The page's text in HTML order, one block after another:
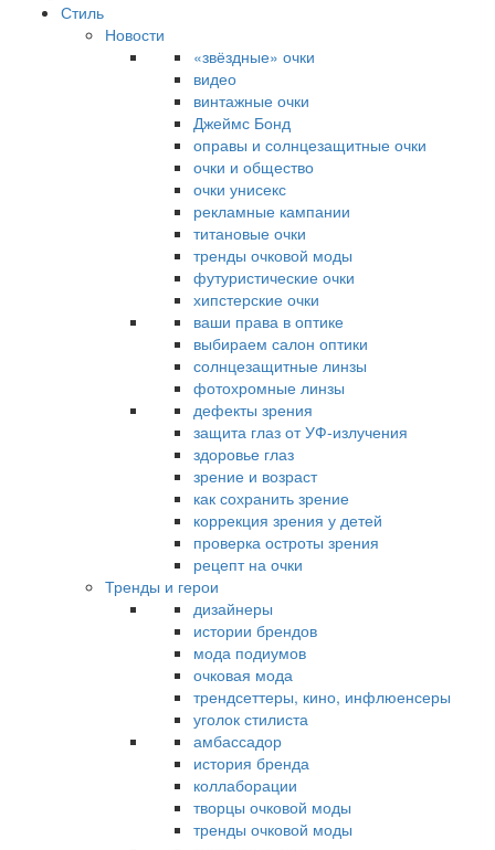
Стиль
Новости
«звёздные» очки
видео
винтажные очки
Джеймс Бонд
оправы и солнцезащитные очки
очки и общество
очки унисекс
рекламные кампании
титановые очки
тренды очковой моды
футуристические очки
хипстерские очки
ваши права в оптике
выбираем салон оптики
солнцезащитные линзы
фотохромные линзы
дефекты зрения
защита глаз от УФ-излучения
здоровье глаз
зрение и возраст
как сохранить зрение
коррекция зрения у детей
проверка остроты зрения
рецепт на очки
Тренды и герои
дизайнеры
истории брендов
мода подиумов
очковая мода
трендсеттеры, кино, инфлюенсеры
уголок стилиста
амбассадор
история бренда
коллаборации
творцы очковой моды
тренды очковой моды